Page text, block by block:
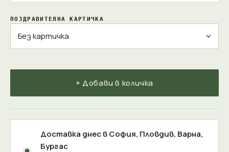
ПОЗДРАВИТЕЛНА КАРТИЧКА
+ Добави в количка
Доставка днес вСофия, Пловдив, Варна,
Бургас